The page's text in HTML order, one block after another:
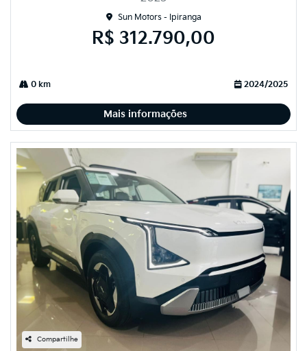
Sun Motors - Ipiranga
R$ 312.790,00
0 km 2024/2025
Mais informações
Compartilhe